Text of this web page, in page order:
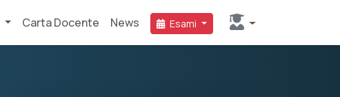
Carta Docente News Esami